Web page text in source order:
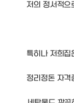
저의 정서적으
특히나 저희집
정리정돈 자격